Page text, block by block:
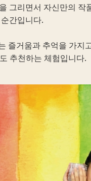
그리면서 자신만의
간입니다.
즐거움과 추억을 가지
추천하는 체험입니다.